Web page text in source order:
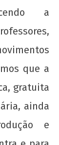
a
que a
gratuita
ainda
e